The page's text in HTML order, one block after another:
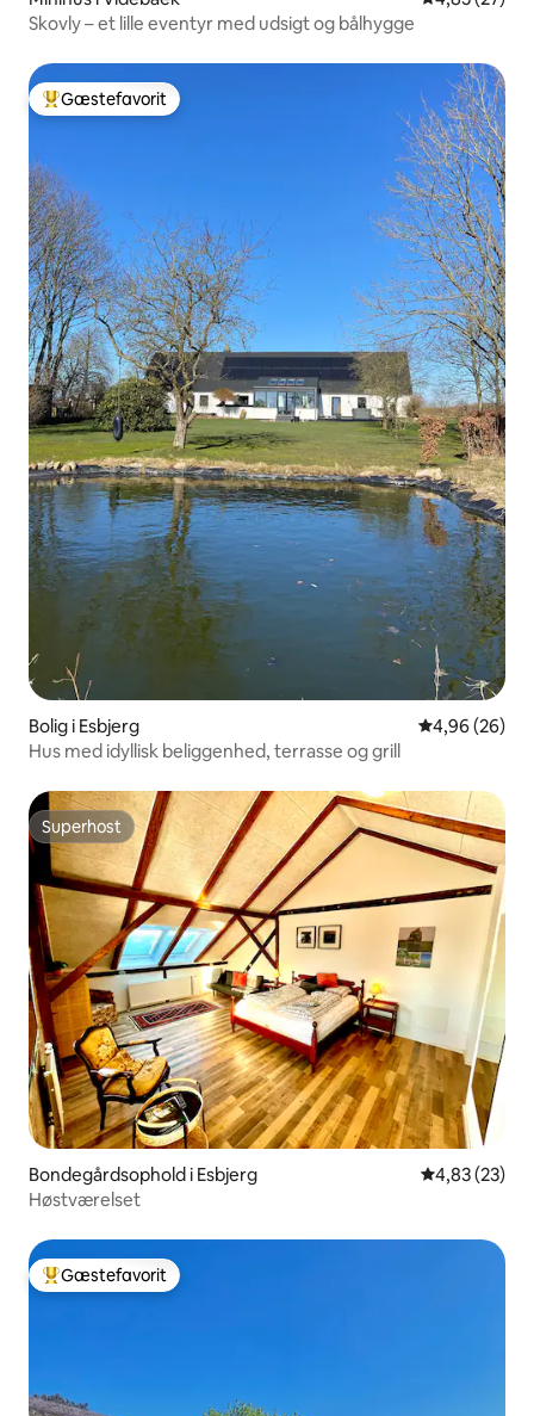
Skovly – et lille eventyr med udsigt og bålhygge
Bedste gæstefavorit
Gæstefavorit
Bolig i Esbjerg 4,96 ud af 5 i
4,96 (26)
Hus med idyllisk beliggenhed, terrasse og grill
Superhost
Superhost
Bondegårdsophold i Esbjerg 4,83 ud af 5 i
4,83 (23)
Høstværelset
Bedste gæstefavorit
Gæstefavorit